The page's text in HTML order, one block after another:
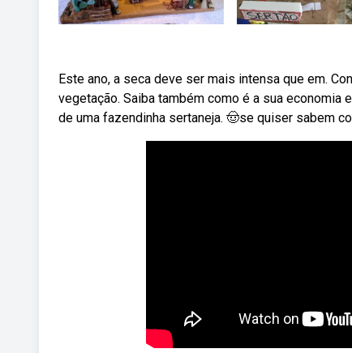
Este ano, a seca deve ser mais intensa que em.
vegetação. Saiba também como é a sua economia
de uma fazendinha sertaneja. 🤠se quiser sabem